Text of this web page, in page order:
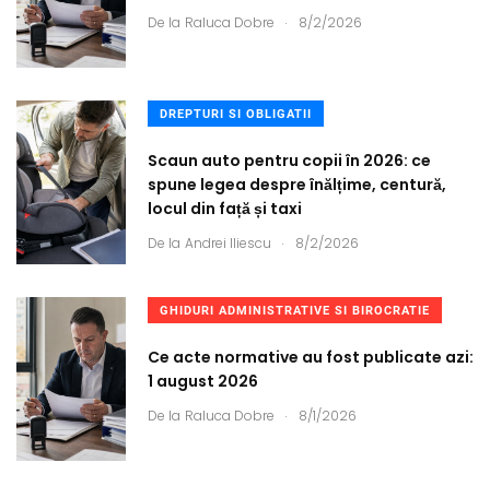
De la Raluca Dobre . 8/2/2026
DREPTURI SI OBLIGATII
Scaun auto pentru copii în 2026: ce
spune legea despre înălțime, centură,
locul din față și taxi
De la Andrei Iliescu . 8/2/2026
GHIDURI ADMINISTRATIVE SI BIROCRATIE
Ce acte normative au fost publicate azi:
1 august 2026
De la Raluca Dobre . 8/1/2026